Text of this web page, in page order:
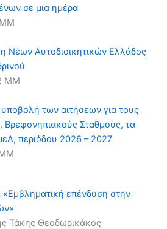
σε μια ημέρα
ΜΜ
Νέων Αυτοδιοικητικών Ελλάδος
ΜΜ
των αιτήσεων για τους
Βρεφονηπιακούς Σταθμούς, τα
περιόδου 2026 – 2027
επένδυση στην
Τάκης Θεοδωρικάκος